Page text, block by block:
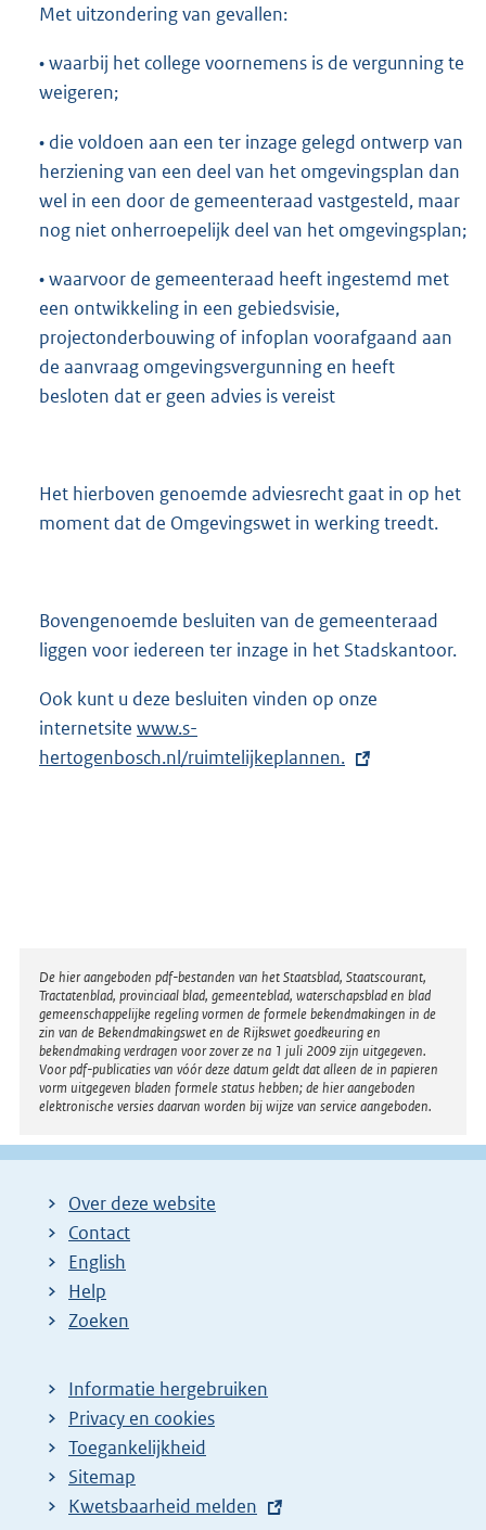
Met uitzondering van gevallen:
• waarbij het college voornemens is de vergunning te
weigeren;
• die voldoen aan een ter inzage gelegd ontwerp van
herziening van een deel van het omgevingsplan dan
wel in een door de gemeenteraad vastgesteld, maar
nog niet onherroepelijk deel van het omgevingsplan;
• waarvoor de gemeenteraad heeft ingestemd met
een ontwikkeling in een gebiedsvisie,
projectonderbouwing of infoplan voorafgaand aan
de aanvraag omgevingsvergunning en heeft
besloten dat er geen advies is vereist
Het hierboven genoemde adviesrecht gaat in op het
moment dat de Omgevingswet in werking treedt.
Bovengenoemde besluiten van de gemeenteraad
liggen voor iedereen ter inzage in het Stadskantoor.
Ook kunt u deze besluiten vinden op onze
internetsite E
x
n
k
:
www.s-
hertogenbosch.nl/ruimtelijkeplannen.
Disclaimer
De hier aangeboden pdf-bestanden van het Staatsblad, Staatscourant,
Tractatenblad, provinciaal blad, gemeenteblad, waterschapsblad en blad
gemeenschappelijke regeling vormen de formele bekendmakingen in de
zin van de Bekendmakingswet en de Rijkswet goedkeuring en
bekendmaking verdragen voor zover ze na 1 juli 2009 zijn uitgegeven.
Voor pdf-publicaties van vóór deze datum geldt dat alleen de in papieren
vorm uitgegeven bladen formele status hebben; de hier aangeboden
elektronische versies daarvan worden bij wijze van service aangeboden.
Over deze website
Contact
English
Help
Zoeken
Informatie hergebruiken
Privacy en cookies
Toegankelijkheid
Sitemap
E
Kwetsbaarheid melden